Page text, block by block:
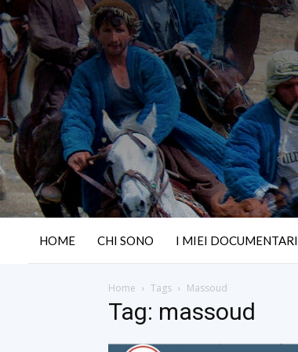
HOME CHI SONO I MIEI DOCUMENTARI
Home Tags Massoud
Tag: massoud